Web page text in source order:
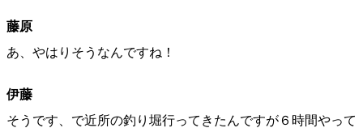
藤原
あ、やはりそうなんですね！
伊藤
そうです、で近所の釣り堀行ってきたんですが６時間やって